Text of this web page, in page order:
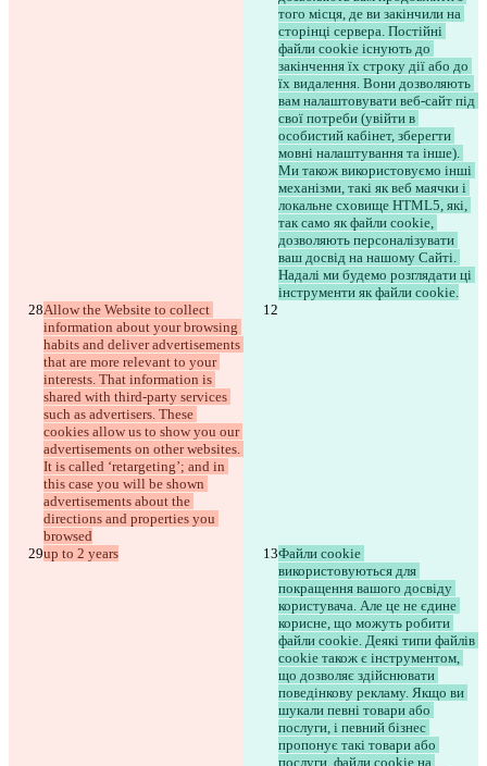
того місця, де ви закінчили на
сторінці сервера. Постійні
файли cookie існують до
закінчення їх строку дії або до
їх видалення. Вони дозволяють
вам налаштовувати веб-сайт під
свої потреби (увійти в
особистий кабінет, зберегти
мовні налаштування та інше).
Ми також використовуємо інші
механізми, такі як веб маячки і
локальне сховище HTML5, які,
так само як файли cookie,
дозволяють персоналізувати
ваш досвід на нашому Сайті.
Надалі ми будемо розглядати ці
інструменти як файли cookie.
Allow the Website to collect
information about your browsing
habits and deliver advertisements
that are more relevant to your
interests. That information is
shared with third-party services
such as advertisers. These
cookies allow us to show you our
advertisements on other websites.
It is called ‘retargeting’; and in
this case you will be shown
advertisements about the
directions and properties you
browsed
up to 2 years
Файли cookie
використовуються для
покращення вашого досвіду
користувача. Але це не єдине
корисне, що можуть робити
файли cookie. Деякі типи файлів
cookie також є інструментом,
що дозволяє здійснювати
поведінкову рекламу. Якщо ви
шукали певні товари або
послуги, і певний бізнес
пропонує такі товари або
послуги, файли cookie на